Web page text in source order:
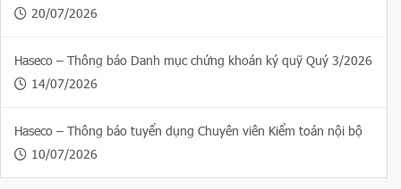
20/07/2026
Haseco – Thông báo Danh mục chứng khoán ký quỹ Quý 3/2026
14/07/2026
Haseco – Thông báo tuyển dụng Chuyên viên Kiểm toán nội bộ
10/07/2026